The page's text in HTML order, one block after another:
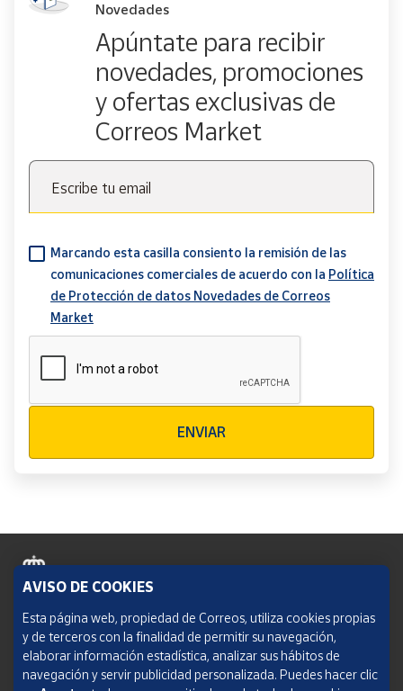
Novedades
Apúntate para recibir
novedades, promociones
y ofertas exclusivas de
Correos Market
Escribe tu email
Marcando esta casilla consiento la remisión de las
comunicaciones comerciales de acuerdo con la Política
de Protección de datos Novedades de Correos
Market
ENVIAR
Política de cookies
Aviso legal
Condiciones del servicio
AVISO DE COOKIES
Esta página web, propiedad de Correos, utiliza cookies propias
y de terceros con la finalidad de permitir su navegación,
elaborar información estadística, analizar sus hábitos de
navegación y servir publicidad personalizada. Puedes hacer clic